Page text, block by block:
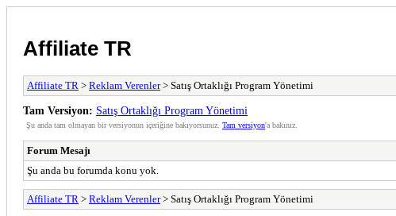
Affiliate TR
Affiliate TR > Reklam Verenler> Satış Ortaklığı Program Yönetimi
Tam Versiyon: Satış Ortaklığı Program Yönetimi
Şu anda tam olmayan bir versiyonun içeriğine bakıyorsunuz. Tam versiyon'a bakınız.
Forum Mesajı
Şu anda bu forumda konu yok.
Affiliate TR > Reklam Verenler> Satış Ortaklığı Program Yönetimi